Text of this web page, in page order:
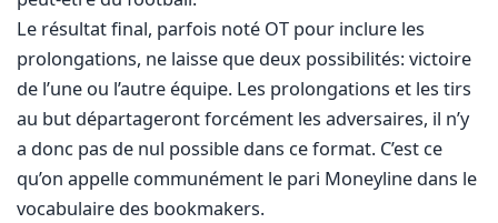
Le résultat final, parfois noté OT pour inclure les
prolongations, ne laisse que deux possibilités: victoire
de l’une ou l’autre équipe. Les prolongations et les tirs
au but départageront forcément les adversaires, il n’y
a donc pas de nul possible dans ce format. C’est ce
qu’on appelle communément le pari Moneyline dans le
vocabulaire des bookmakers.